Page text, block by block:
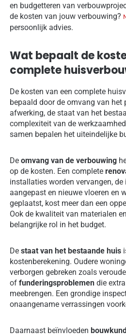
en budgetteren van
de kosten van jouw verbouwing?
persoonlijk advies.
Wat bepaalt de
complete
De kosten van een complete
bepaald door de omvang van het
afwerking, de staat van het
complexiteit van de
samen bepalen het uiteindelijke
De omvang van de verbouwing
op de kosten. Een complete
installaties worden vervangen,
aangepast en nieuwe vloeren en
geplaatst, kost meer dan een
Ook de kwaliteit van materialen
belangrijke rol in het budget.
De staat van het bestaande huis
kostenberekening. Oudere
verborgen gebreken zoals
of funderingsproblemen die
meebrengen. Een grondige
onaangename verrassingen
Daarnaast beïnvloeden